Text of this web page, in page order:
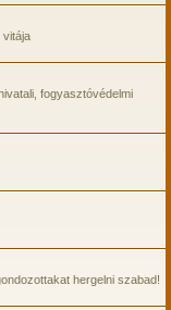
vitája
fogyasztóvédelmi
hergelni szabad!